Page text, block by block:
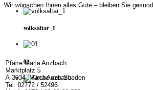
volksaltar_1
01
Wir wünschen Ihnen alles Gute – bleiben Sie gesund.
Pfarre Maria Anzbach
Marktplatz 5
A-3034 Maria Anzbach
Tel. 02772 / 52496